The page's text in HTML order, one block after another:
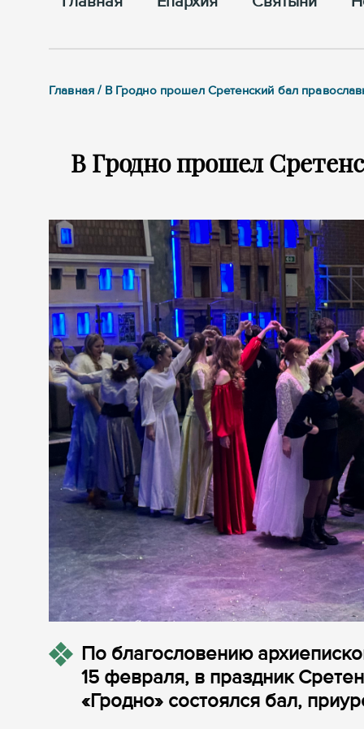
Главная / В Гродно прошел Сретенский бал
В Гродно прошел
По благословению
15 февраля, в праздник
«Гродно» состоялся бал,